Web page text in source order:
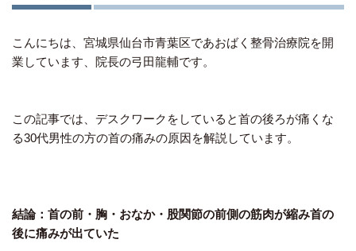
こんにちは、宮城県仙台市青葉区であおばく整骨治療院を開
業しています、院長の弓田龍輔です。
この記事では、デスクワークをしていると首の後ろが痛くな
る30代男性の方の首の痛みの原因を解説しています。
結論：首の前・胸・おなか・股関節の前側の筋肉が縮み首の
後に痛みが出ていた